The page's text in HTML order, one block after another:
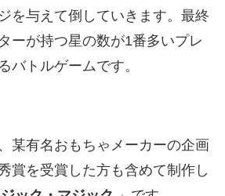
を与えて倒していきます。最終
ーが持つ星の数が1番多いプレ
バトルゲームです。
某有名おもちゃメーカーの企画
賞を受賞した方も含めて制作し